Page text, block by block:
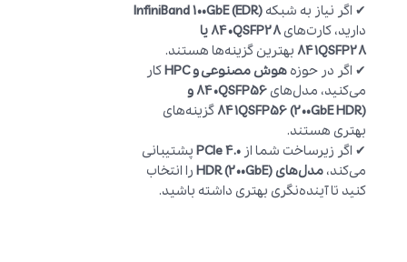
✔ اگر نیاز به شبکه InfiniBand 100GbE (EDR)
دارید، کارت‌های
840QSFP28 یا
841QSFP28 بهترین گزینه‌ها هستند.
✔ اگر در حوزه هوش مصنوعی و HPC
کار
می‌کنید، مدل‌های
840QSFP56 و
841QSFP56 (200GbE HDR) گزینه‌های
بهتری هستند.
✔ اگر زیرساخت شما از PCIe 4.0 پشتیبانی
می‌کند، مدل‌های HDR (200GbE)
را انتخاب
کنید تا آینده‌نگری بهتری داشته باشید.